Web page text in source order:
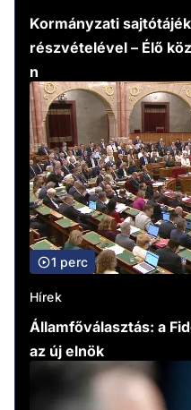
Kormányzati
részvételével – Élő
n
1 perc
Hírek
Államfőválasztás: a
az új elnök